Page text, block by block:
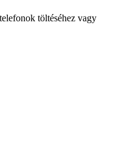
töltéséhez vagy